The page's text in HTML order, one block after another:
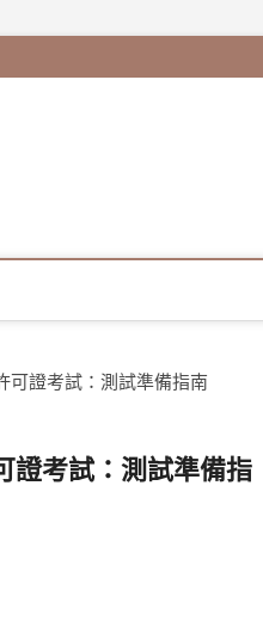
可證考試：測試準備指南
證考試：測試準備指